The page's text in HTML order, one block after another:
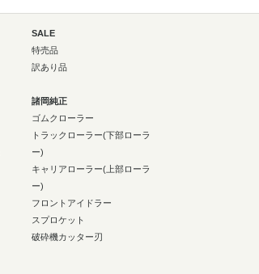
SALE
特売品
訳あり品
諸岡純正
ゴムクローラー
トラックローラー(下部ローラ
ー)
キャリアローラー(上部ローラ
ー)
フロントアイドラー
スプロケット
破砕機カッター刃